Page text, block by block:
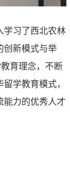
学习了西北农林
创新模式与举
教育理念，不断
留学教育模式，
能力的优秀人才